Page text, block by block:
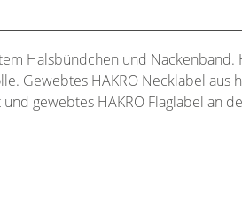
Halsbündchen und
Gewebtes HAKRO Necklabel aus
gewebtes HAKRO Flaglabel an